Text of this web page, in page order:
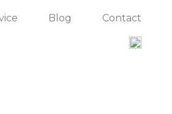
Blog Contact